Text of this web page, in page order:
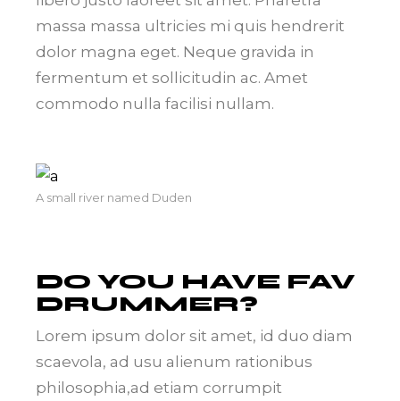
massa massa ultricies mi quis hendrerit
dolor magna eget. Neque gravida in
fermentum et sollicitudin ac. Amet
commodo nulla facilisi nullam.
A small river named Duden
DO YOU HAVE FAV
DRUMMER?
Lorem ipsum dolor sit amet, id duo diam
scaevola, ad usu alienum rationibus
philosophia,ad etiam corrumpit